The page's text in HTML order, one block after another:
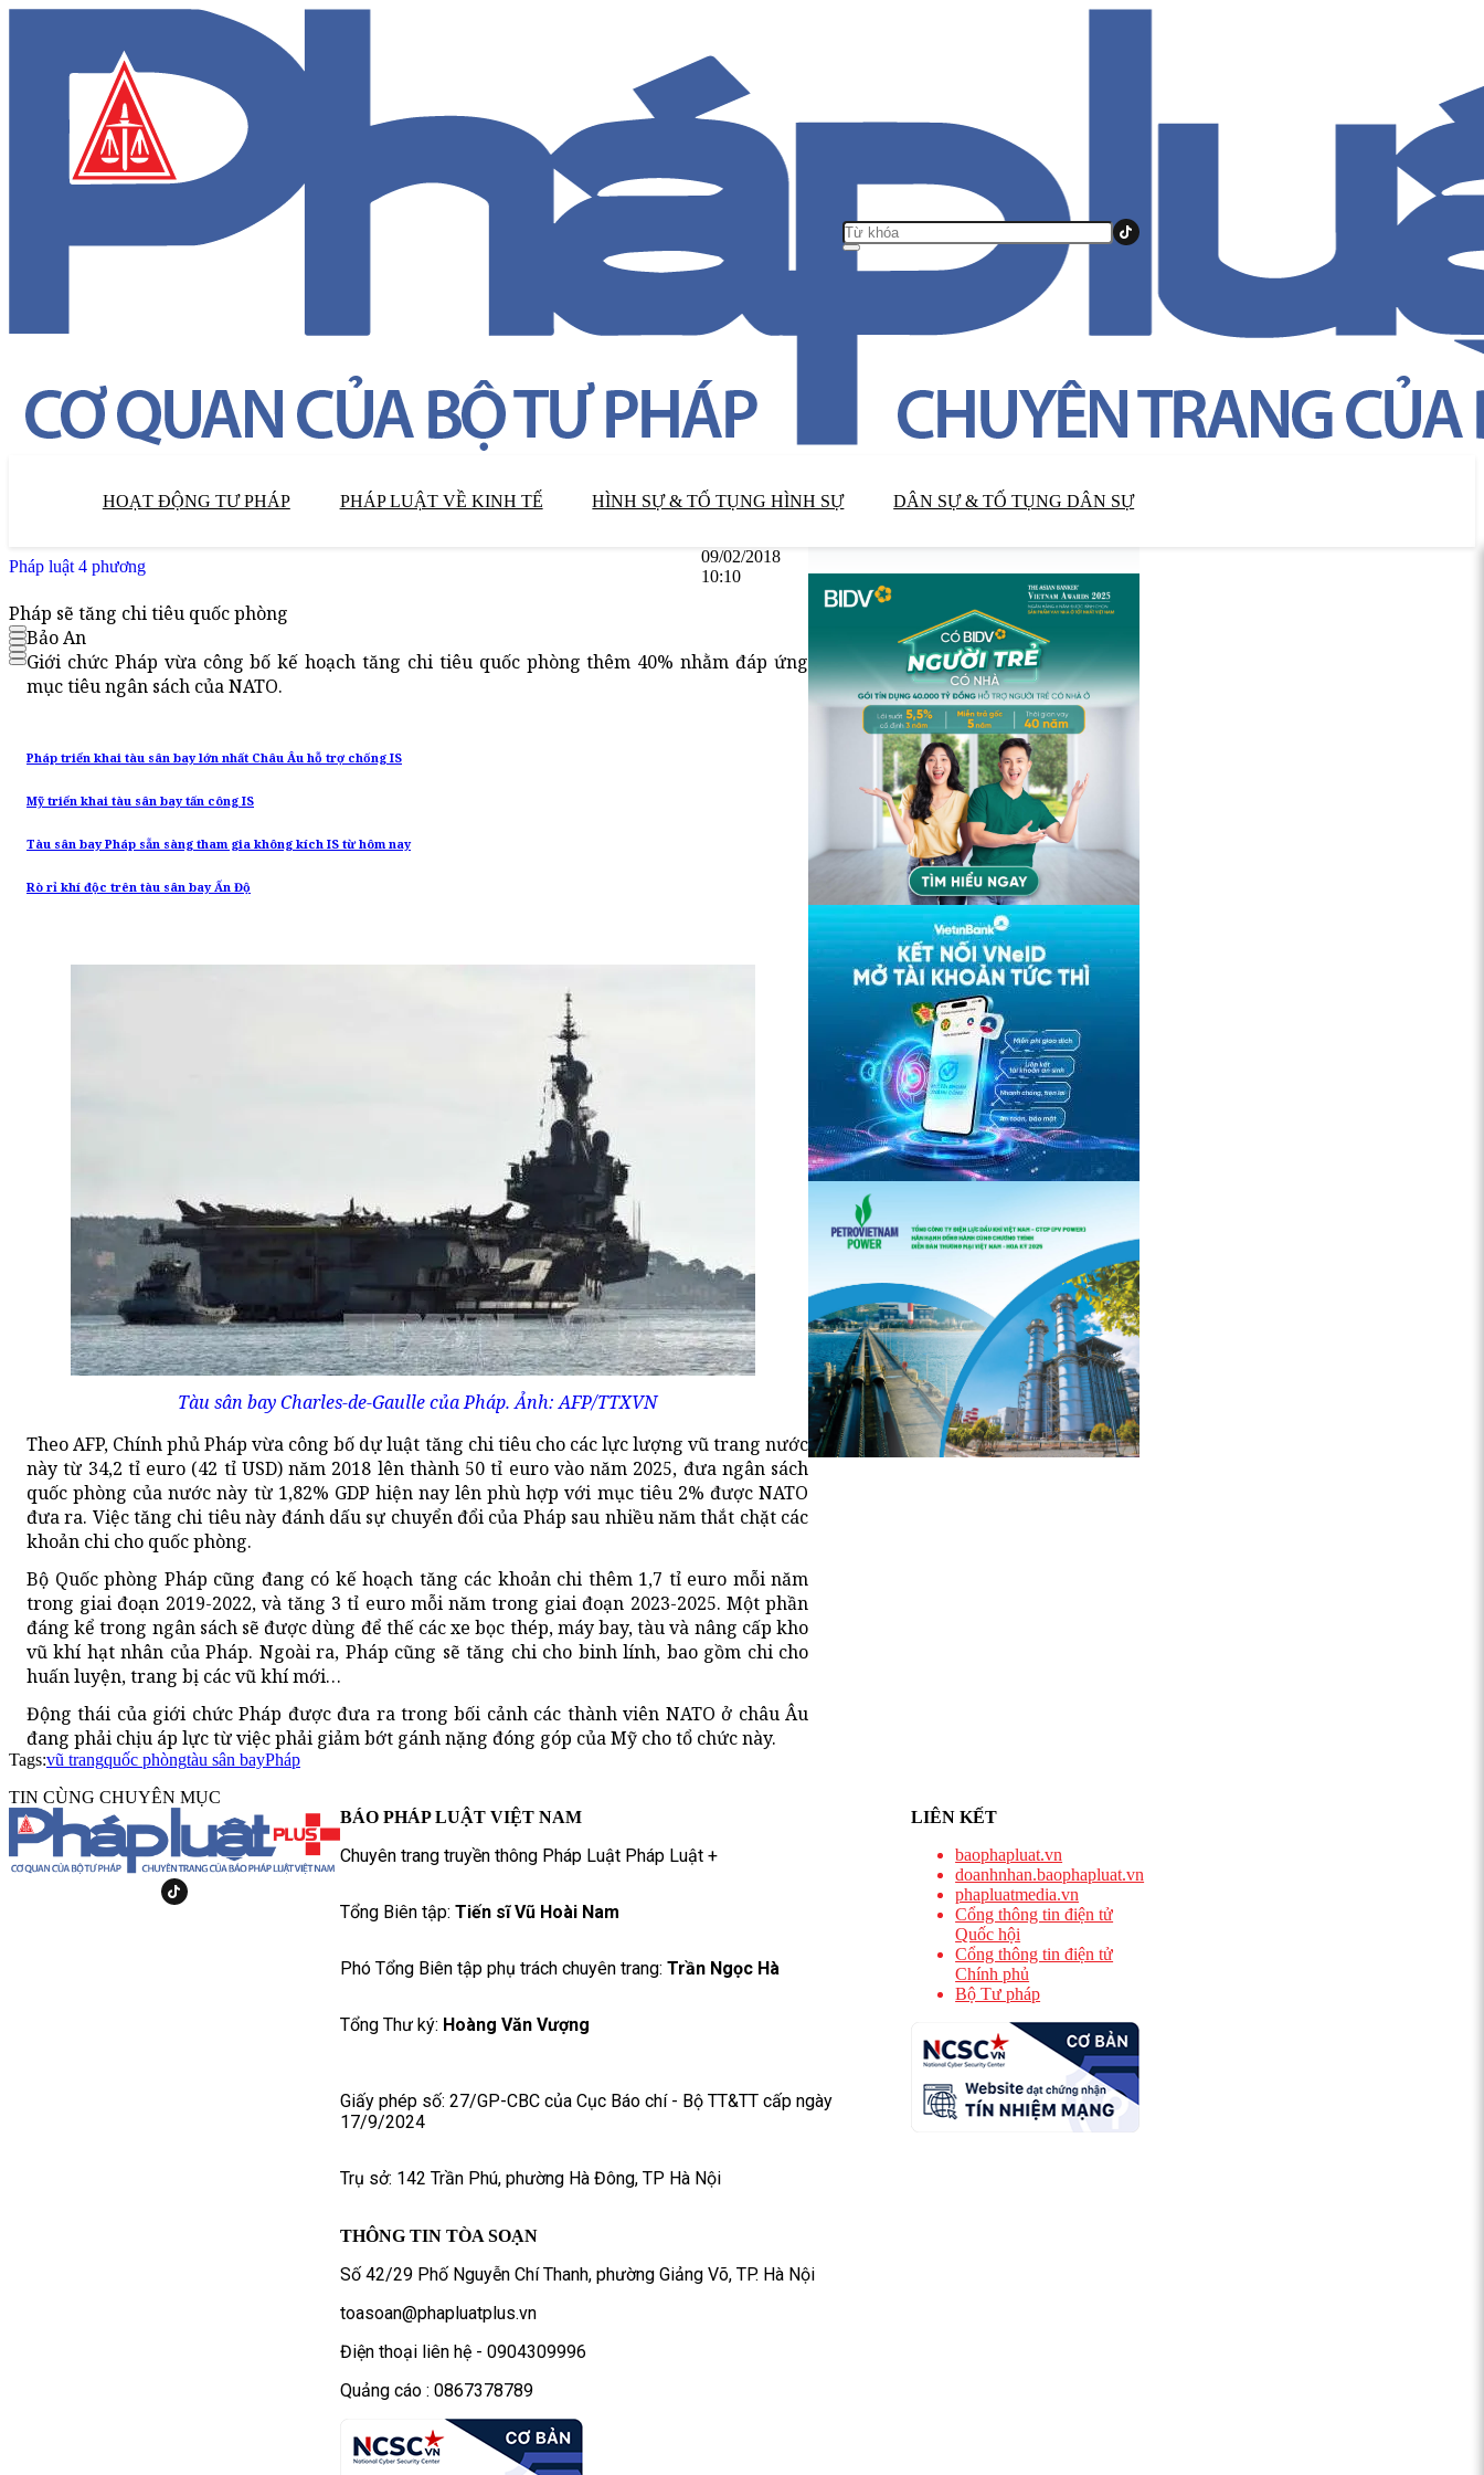
HOẠT ĐỘNG TƯ PHÁP PHÁP LUẬT VỀ KINH TẾ HÌNH SỰ & TỐ TỤNG HÌNH SỰ DÂN SỰ & TỐ TỤNG DÂN SỰ
Pháp luật 4 phương
09/02/2018
10:10
Pháp sẽ tăng chi tiêu quốc phòng
Bảo An
Giới chức Pháp vừa công bố kế hoạch tăng chi tiêu quốc phòng thêm 40% nhằm đáp ứng
mục tiêu ngân sách của NATO.
Pháp triển khai tàu sân bay lớn nhất Châu Âu hỗ trợ chống IS
Mỹ triển khai tàu sân bay tấn công IS
Tàu sân bay Pháp sẵn sàng tham gia không kích IS từ hôm nay
Rò rỉ khí độc trên tàu sân bay Ấn Độ
Tàu sân bay Charles-de-Gaulle của Pháp. Ảnh: AFP/TTXVN
Theo AFP, Chính phủ Pháp vừa công bố dự luật tăng chi tiêu cho các lực lượng vũ trang nước
này từ 34,2 tỉ euro (42 tỉ USD) năm 2018 lên thành 50 tỉ euro vào năm 2025, đưa ngân sách
quốc phòng của nước này từ 1,82% GDP hiện nay lên phù hợp với mục tiêu 2% được NATO
đưa ra. Việc tăng chi tiêu này đánh dấu sự chuyển đổi của Pháp sau nhiều năm thắt chặt các
khoản chi cho quốc phòng.
Bộ Quốc phòng Pháp cũng đang có kế hoạch tăng các khoản chi thêm 1,7 tỉ euro mỗi năm
trong giai đoạn 2019-2022, và tăng 3 tỉ euro mỗi năm trong giai đoạn 2023-2025. Một phần
đáng kể trong ngân sách sẽ được dùng để thế các xe bọc thép, máy bay, tàu và nâng cấp kho
vũ khí hạt nhân của Pháp. Ngoài ra, Pháp cũng sẽ tăng chi cho binh lính, bao gồm chi cho
huấn luyện, trang bị các vũ khí mới…
Động thái của giới chức Pháp được đưa ra trong bối cảnh các thành viên NATO ở châu Âu
đang phải chịu áp lực từ việc phải giảm bớt gánh nặng đóng góp của Mỹ cho tổ chức này.
Tags:vũ trangquốc phòngtàu sân bayPháp
TIN CÙNG CHUYÊN MỤC
BÁO PHÁP LUẬT VIỆT NAM
Chuyên trang truyền thông Pháp Luật Pháp Luật +
Tổng Biên tập: Tiến sĩ Vũ Hoài Nam
Phó Tổng Biên tập phụ trách chuyên trang: Trần Ngọc Hà
Tổng Thư ký: Hoàng Văn Vượng
Giấy phép số: 27/GP-CBC của Cục Báo chí - Bộ TT&TT cấp ngày
17/9/2024
Trụ sở: 142 Trần Phú, phường Hà Đông, TP Hà Nội
THÔNG TIN TÒA SOẠN
Số 42/29 Phố Nguyễn Chí Thanh, phường Giảng Võ, TP. Hà Nội
toasoan@phapluatplus.vn
Điện thoại liên hệ - 0904309996
Quảng cáo : 0867378789
LIÊN KẾT
baophapluat.vn
doanhnhan.baophapluat.vn
phapluatmedia.vn
Cổng thông tin điện tử
Quốc hội
Cổng thông tin điện tử
Chính phủ
Bộ Tư pháp